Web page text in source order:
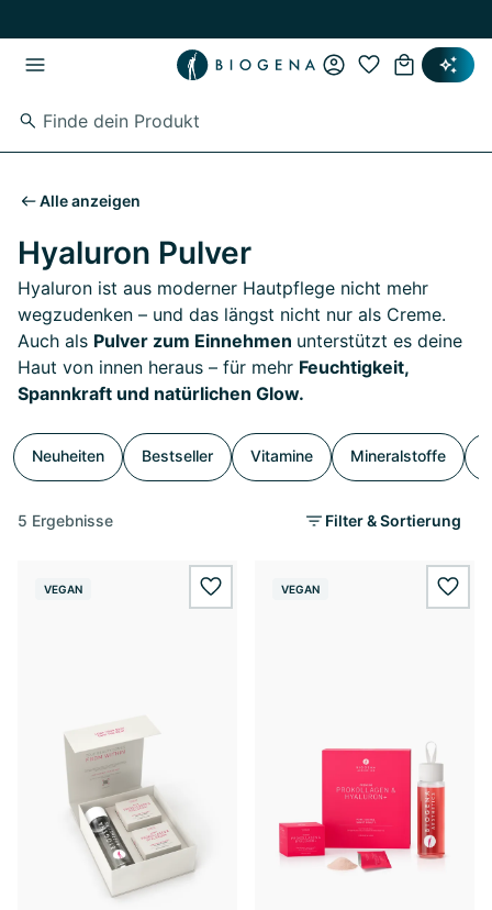
Alle anzeigen
Hyaluron Pulver
Hyaluron ist aus moderner Hautpflege nicht mehr
wegzudenken – und das längst nicht nur als Creme.
Auch als Pulver zum Einnehmen unterstützt es deine
Haut von innen heraus – für mehr Feuchtigkeit,
Spannkraft und natürlichen Glow.
Neuheiten Bestseller Vitamine Mineralstoffe
5 Ergebnisse Filter & Sortierung
VEGAN wishlist.add
VEGAN